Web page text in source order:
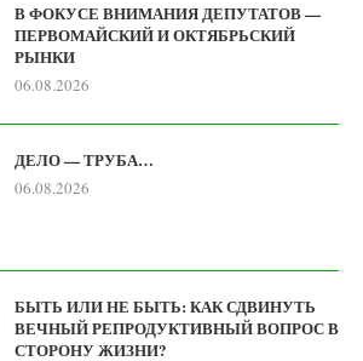
В ФОКУСЕ ВНИМАНИЯ ДЕПУТАТОВ —
ПЕРВОМАЙСКИЙ И ОКТЯБРЬСКИЙ
РЫНКИ
06.08.2026
ДЕЛО — ТРУБА…
06.08.2026
БЫТЬ ИЛИ НЕ БЫТЬ: КАК СДВИНУТЬ
ВЕЧНЫЙ РЕПРОДУКТИВНЫЙ ВОПРОС В
СТОРОНУ ЖИЗНИ?